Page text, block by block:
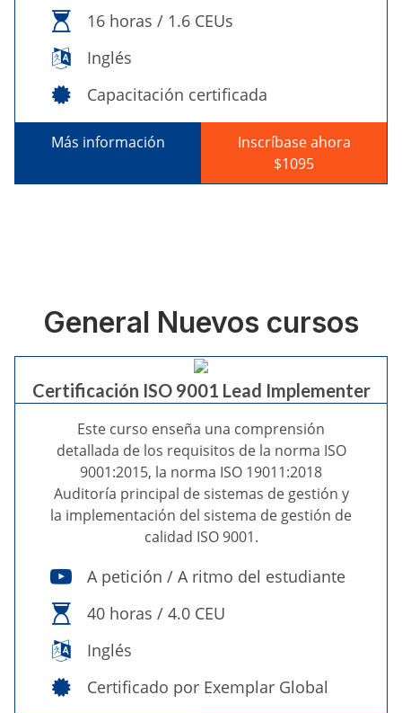
16 horas / 1.6 CEUs
Inglés
Capacitación certificada
Más información
Inscríbase ahora
$1095
General Nuevos cursos
Certificación ISO 9001 Lead Implementer
Este curso enseña una comprensión
detallada de los requisitos de la norma ISO
9001:2015, la norma ISO 19011:2018
Auditoría principal de sistemas de gestión y
la implementación del sistema de gestión de
calidad ISO 9001.
A petición / A ritmo del estudiante
40 horas / 4.0 CEU
Inglés
Certificado por Exemplar Global